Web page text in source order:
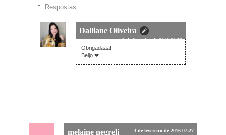
Respostas
Dalliane Oliveira
3 de fevereiro de 2016 20:50
Obrigadaaa!
Beijo ❤
melaine negreli 3 de fevereiro de 2016 07:27